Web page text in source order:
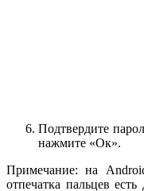
Подтвердите
нажмите «Ок».
Примечание: на
отпечатка пальцев